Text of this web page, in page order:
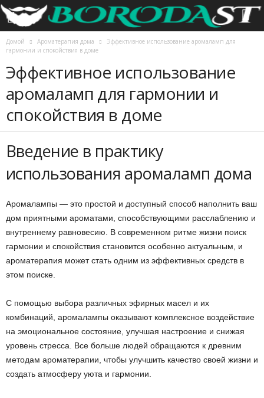
Домой Ароматерапия дома
Эффективное использование аромаламп для
гармонии и спокойствия в доме
Эффективное использование
аромаламп для гармонии и
спокойствия в доме
Введение в практику
использования аромаламп дома
Аромалампы — это простой и доступный способ наполнить ваш
дом приятными ароматами, способствующими расслаблению и
внутреннему равновесию. В современном ритме жизни поиск
гармонии и спокойствия становится особенно актуальным, и
ароматерапия может стать одним из эффективных средств в
этом поиске.
С помощью выбора различных эфирных масел и их
комбинаций, аромалампы оказывают комплексное воздействие
на эмоциональное состояние, улучшая настроение и снижая
уровень стресса. Все больше людей обращаются к древним
методам ароматерапии, чтобы улучшить качество своей жизни и
создать атмосферу уюта и гармонии.